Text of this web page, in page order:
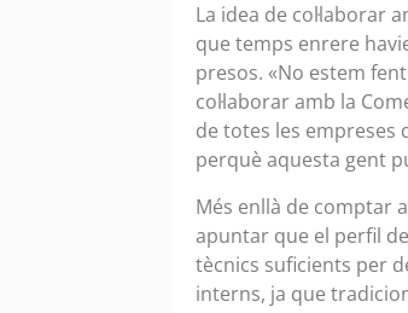
La idea de col·laborar
que temps enrere
presos. «No estem
col·laborar amb la
de totes les empreses
perquè aquesta gent
Més enllà de comptar
apuntar que el perfil
tècnics suficients per
interns, ja que